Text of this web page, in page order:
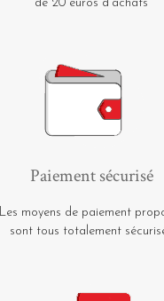
de 20 euros d'achats
Paiement sécurisé
Les moyens de paiement
sont tous totalement